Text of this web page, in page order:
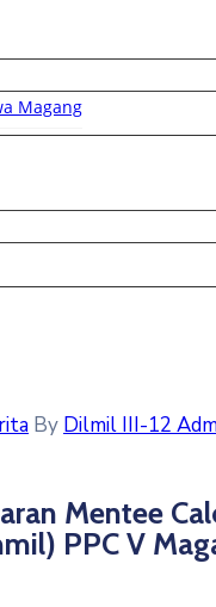
Magang
By Dilmil III-12
Mentee
PPC V